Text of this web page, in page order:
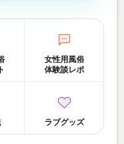
女性用風俗
体験談レポ
ラブグッズ